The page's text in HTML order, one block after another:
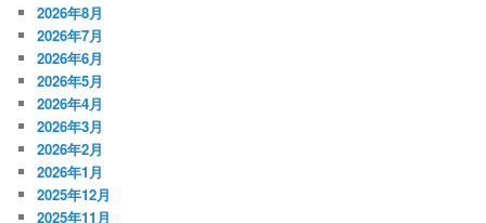
2026年8月
2026年7月
2026年6月
2026年5月
2026年4月
2026年3月
2026年2月
2026年1月
2025年12月
2025年11月